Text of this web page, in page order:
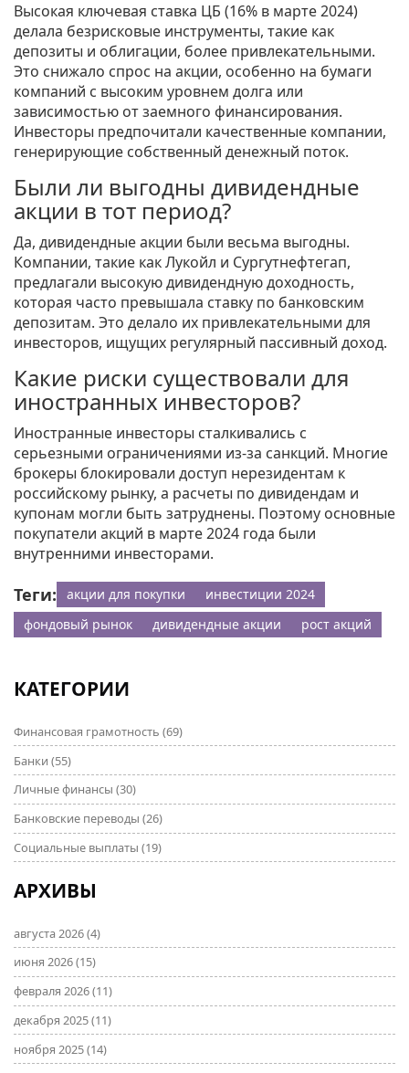
Высокая ключевая ставка ЦБ (16% в марте 2024)
делала безрисковые инструменты, такие как
депозиты и облигации, более привлекательными.
Это снижало спрос на акции, особенно на бумаги
компаний с высоким уровнем долга или
зависимостью от заемного финансирования.
Инвесторы предпочитали качественные компании,
генерирующие собственный денежный поток.
Были ли выгодны дивидендные
акции в тот период?
Да, дивидендные акции были весьма выгодны.
Компании, такие как Лукойл и Сургутнефтегап,
предлагали высокую дивидендную доходность,
которая часто превышала ставку по банковским
депозитам. Это делало их привлекательными для
инвесторов, ищущих регулярный пассивный доход.
Какие риски существовали для
иностранных инвесторов?
Иностранные инвесторы сталкивались с
серьезными ограничениями из-за санкций. Многие
брокеры блокировали доступ нерезидентам к
российскому рынку, а расчеты по дивидендам и
купонам могли быть затруднены. Поэтому основные
покупатели акций в марте 2024 года были
внутренними инвесторами.
Теги: акции для покупки
инвестиции 2024
фондовый рынок
дивидендные акции рост акций
КАТЕГОРИИ
Финансовая грамотность (69)
Банки (55)
Личные финансы (30)
Банковские переводы (26)
Социальные выплаты (19)
АРХИВЫ
августа 2026(4)
июня 2026(15)
февраля 2026(11)
декабря 2025(11)
ноября 2025(14)